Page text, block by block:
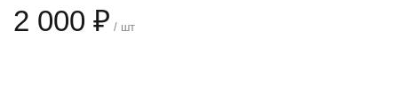
2 000 ₽ / шт